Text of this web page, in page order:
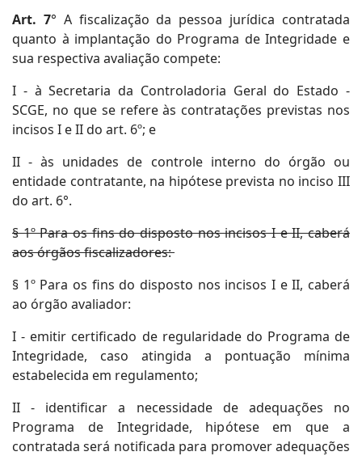
Art. 7° A fiscalização da pessoa jurídica contratada
quanto à implantação do Programa de Integridade e
sua respectiva avaliação compete:
I - à Secretaria da Controladoria Geral do Estado -
SCGE, no que se refere às contratações previstas nos
incisos I e II do art. 6º; e
II - às unidades de controle interno do órgão ou
entidade contratante, na hipótese prevista no inciso III
do art. 6°.
§ 1º Para os fins do disposto nos incisos I e II, caberá
aos órgãos fiscalizadores:
§ 1º Para os fins do disposto nos incisos I e II, caberá
ao órgão avaliador:
I - emitir certificado de regularidade do Programa de
Integridade, caso atingida a pontuação mínima
estabelecida em regulamento;
II - identificar a necessidade de adequações no
Programa de Integridade, hipótese em que a
contratada será notificada para promover adequações